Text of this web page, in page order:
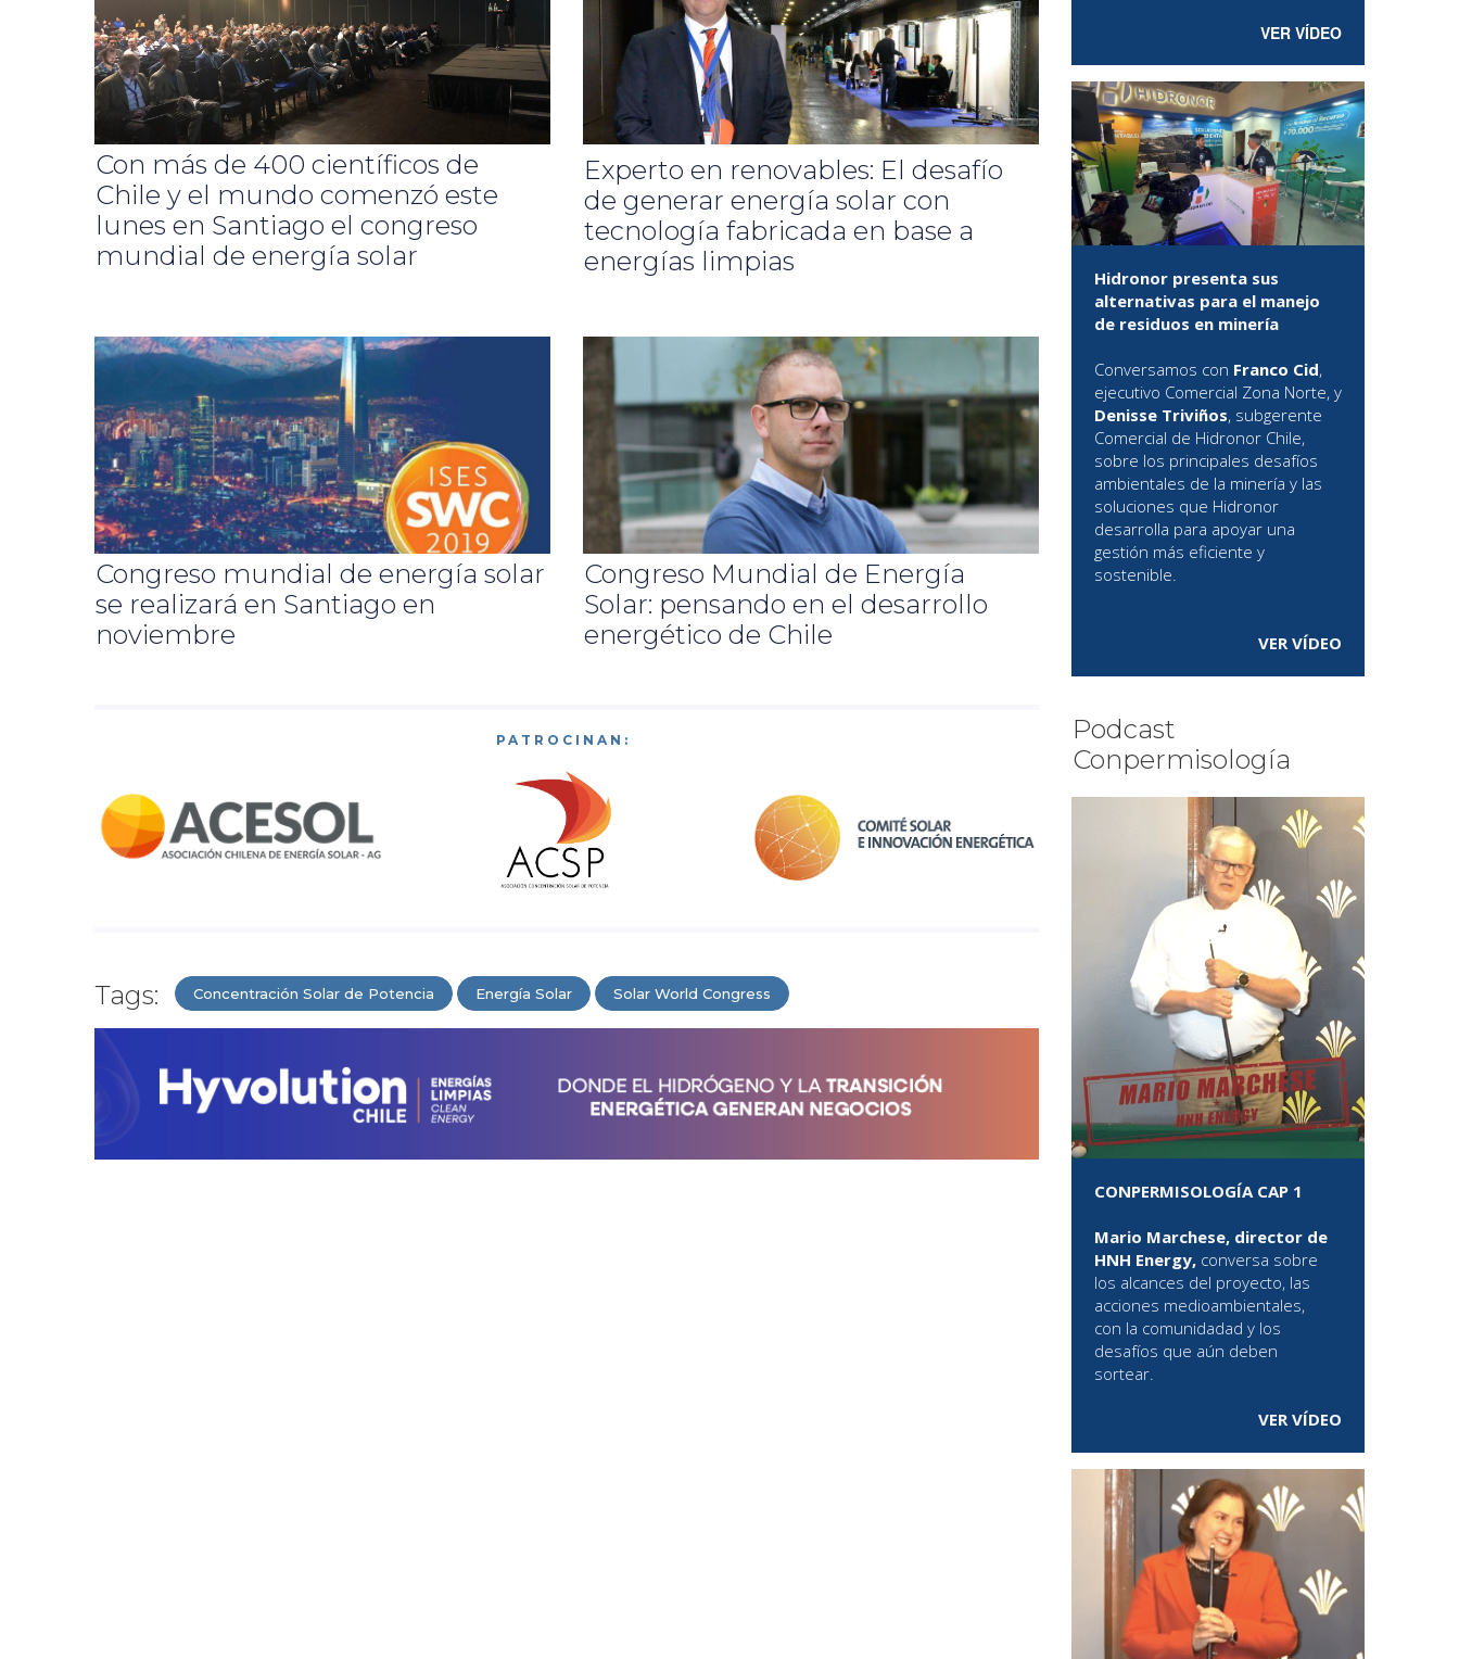
Con más de 400 científicos de
Chile y el mundo comenzó este
lunes en Santiago el congreso
mundial de energía solar
Experto en renovables: El desafío
de generar energía solar con
tecnología fabricada en base a
energías limpias
Congreso mundial de energía solar
se realizará en Santiago en
noviembre
Congreso Mundial de Energía
Solar: pensando en el desarrollo
energético de Chile
PATROCINAN:
Tags: Concentración Solar de Potencia Energía Solar Solar World Congress
VER VÍDEO
Hidronor presenta sus
alternativas para el manejo
de residuos en minería
Conversamos con Franco Cid,
ejecutivo Comercial Zona Norte, y
Denisse Triviños, subgerente
Comercial de Hidronor Chile,
sobre los principales desafíos
ambientales de la minería y las
soluciones que Hidronor
desarrolla para apoyar una
gestión más eficiente y
sostenible.
VER VÍDEO
Podcast
Conpermisología
CONPERMISOLOGÍA CAP 1
Mario Marchese, director de
HNH Energy, conversa sobre
los alcances del proyecto, las
acciones medioambientales,
con la comunidadad y los
desafíos que aún deben
sortear.
VER VÍDEO